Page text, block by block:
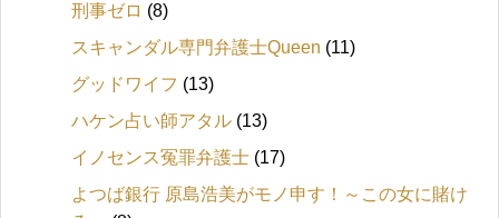
刑事ゼロ (8)
スキャンダル専門弁護士Queen (11)
グッドワイフ (13)
ハケン占い師アタル (13)
イノセンス冤罪弁護士 (17)
よつば銀行 原島浩美がモノ申す！～この女に賭け